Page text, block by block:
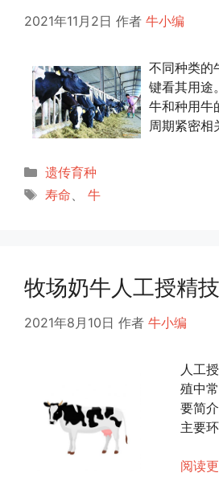
2021年11月2日 作者 牛小编
不同种类的
键看其用途
牛和种用牛
周期紧密相
分
类
遗传育种
标
寿命、 牛
牧场奶牛人工授精
2021年8月10日 作者 牛小编
人工
殖中
要简
主要环
阅读